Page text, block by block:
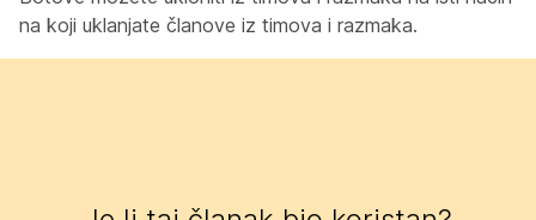
na koji uklanjate članove iz timova i razmaka.